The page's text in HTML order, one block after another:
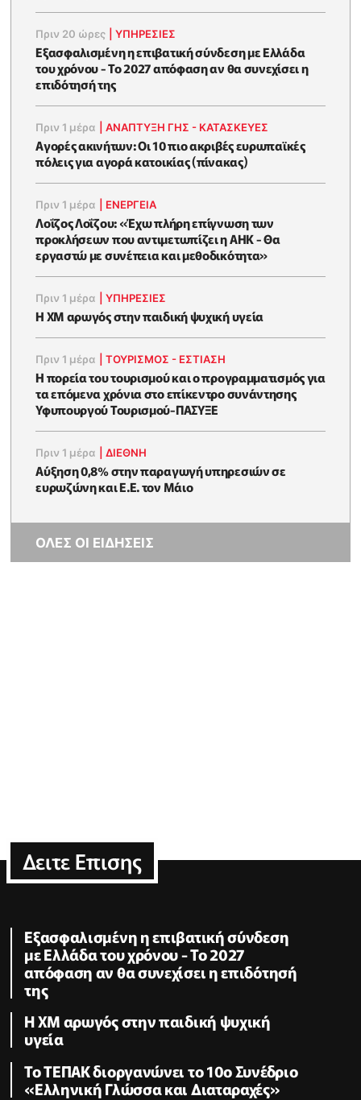
Πριν 20 ώρες |ΥΠΗΡΕΣΙΕΣ
Εξασφαλισμένη η επιβατική σύνδεση με Ελλάδα
του χρόνου - Το 2027 απόφαση αν θα συνεχίσει η
επιδότησή της
Πριν 1 μέρα |ΑΝΑΠΤΥΞΗ ΓΗΣ - ΚΑΤΑΣΚΕΥΕΣ
Αγορές ακινήτων: Οι 10 πιο ακριβές ευρωπαϊκές
πόλεις για αγορά κατοικίας (πίνακας)
Πριν 1 μέρα ΕΝΈΡΓΕΙΑ
Λοΐζος Λοΐζου: «Έχω πλήρη επίγνωση των
προκλήσεων που αντιμετωπίζει η ΑΗΚ - Θα
εργαστώ με συνέπεια και μεθοδικότητα»
Πριν 1 μέρα |ΥΠΗΡΕΣΙΕΣ
Η XM αρωγός στην παιδική ψυχική υγεία
Πριν 1 μέρα |ΤΟΥΡΙΣΜΟΣ - ΕΣΤΙΑΣΗ
Η πορεία του τουρισμού και ο προγραμματισμός για
τα επόμενα χρόνια στο επίκεντρο συνάντησης
Υφυπουργού Τουρισμού-ΠΑΣΥΞΕ
Πριν 1 μέρα |ΔΙΕΘΝΗ
Αύξηση 0,8% στην παραγωγή υπηρεσιών σε
ευρωζώνη και Ε.Ε. τον Μάιο
ΟΛΕΣ ΟΙ ΕΙΔΗΣΕΙΣ
Δειτε Επισης
Εξασφαλισμένη η επιβατική σύνδεση
με Ελλάδα του χρόνου - Το 2027
απόφαση αν θα συνεχίσει η επιδότησή
της
Η XM αρωγός στην παιδική ψυχική
υγεία
Το ΤΕΠΑΚ διοργανώνει το 10ο Συνέδριο
«Ελληνική Γλώσσα και Διαταραχές»